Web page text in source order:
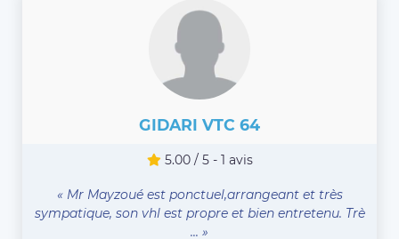
GIDARI VTC 64
5.00 / 5 - 1 avis
« Mr Mayzoué est ponctuel,arrangeant et très
sympatique, son vhl est propre et bien entretenu. Trè
... »